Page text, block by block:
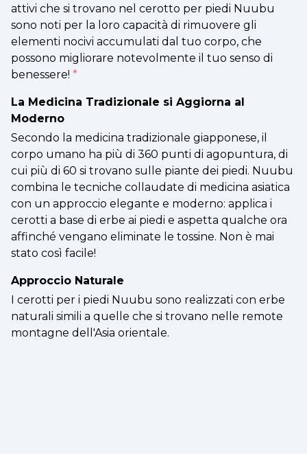
attivi che si trovano nel cerotto per piedi Nuubu
sono noti per la loro capacità di rimuovere gli
elementi nocivi accumulati dal tuo corpo, che
possono migliorare notevolmente il tuo senso di
benessere! *
La Medicina Tradizionale si Aggiorna al
Moderno
Secondo la medicina tradizionale giapponese, il
corpo umano ha più di 360 punti di agopuntura, di
cui più di 60 si trovano sulle piante dei piedi. Nuubu
combina le tecniche collaudate di medicina asiatica
con un approccio elegante e moderno: applica i
cerotti a base di erbe ai piedi e aspetta qualche ora
affinché vengano eliminate le tossine. Non è mai
stato così facile!
Approccio Naturale
I cerotti per i piedi Nuubu sono realizzati con erbe
naturali simili a quelle che si trovano nelle remote
montagne dell'Asia orientale.